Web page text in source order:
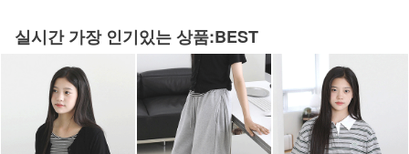
실시간 가장 인기있는 상품:BEST